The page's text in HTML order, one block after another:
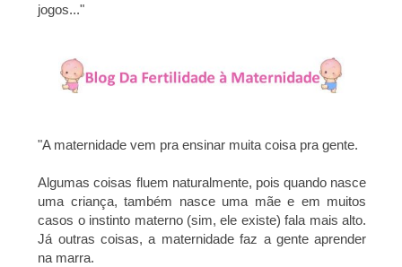
jogos..."
"A maternidade vem pra ensinar muita coisa pra gente.
Algumas coisas fluem naturalmente, pois quando nasce
uma criança, também nasce uma mãe e em muitos
casos o instinto materno (sim, ele existe) fala mais alto.
Já outras coisas, a maternidade faz a gente aprender
na marra.